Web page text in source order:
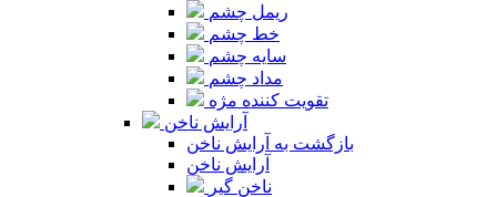
ریمل چشم
خط چشم
سایه چشم
مداد چشم
تقویت کننده مژه
آرایش ناخن
بازگشت به آرایش ناخن
آرایش ناخن
ناخن گیر